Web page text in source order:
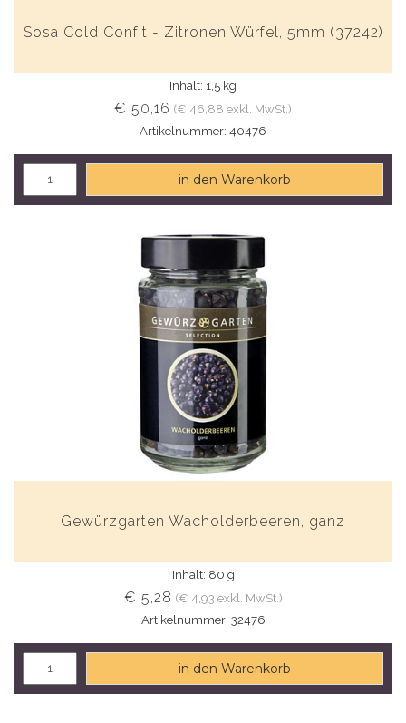
Sosa Cold Confit - Zitronen Würfel, 5mm (37242)
Inhalt: 1,5 kg
€ 50,16 (€ 46,88 exkl. MwSt.)
Artikelnummer: 40476
in den Warenkorb
Gewürzgarten Wacholderbeeren, ganz
Inhalt: 80 g
€ 5,28 (€ 4,93 exkl. MwSt.)
Artikelnummer: 32476
in den Warenkorb